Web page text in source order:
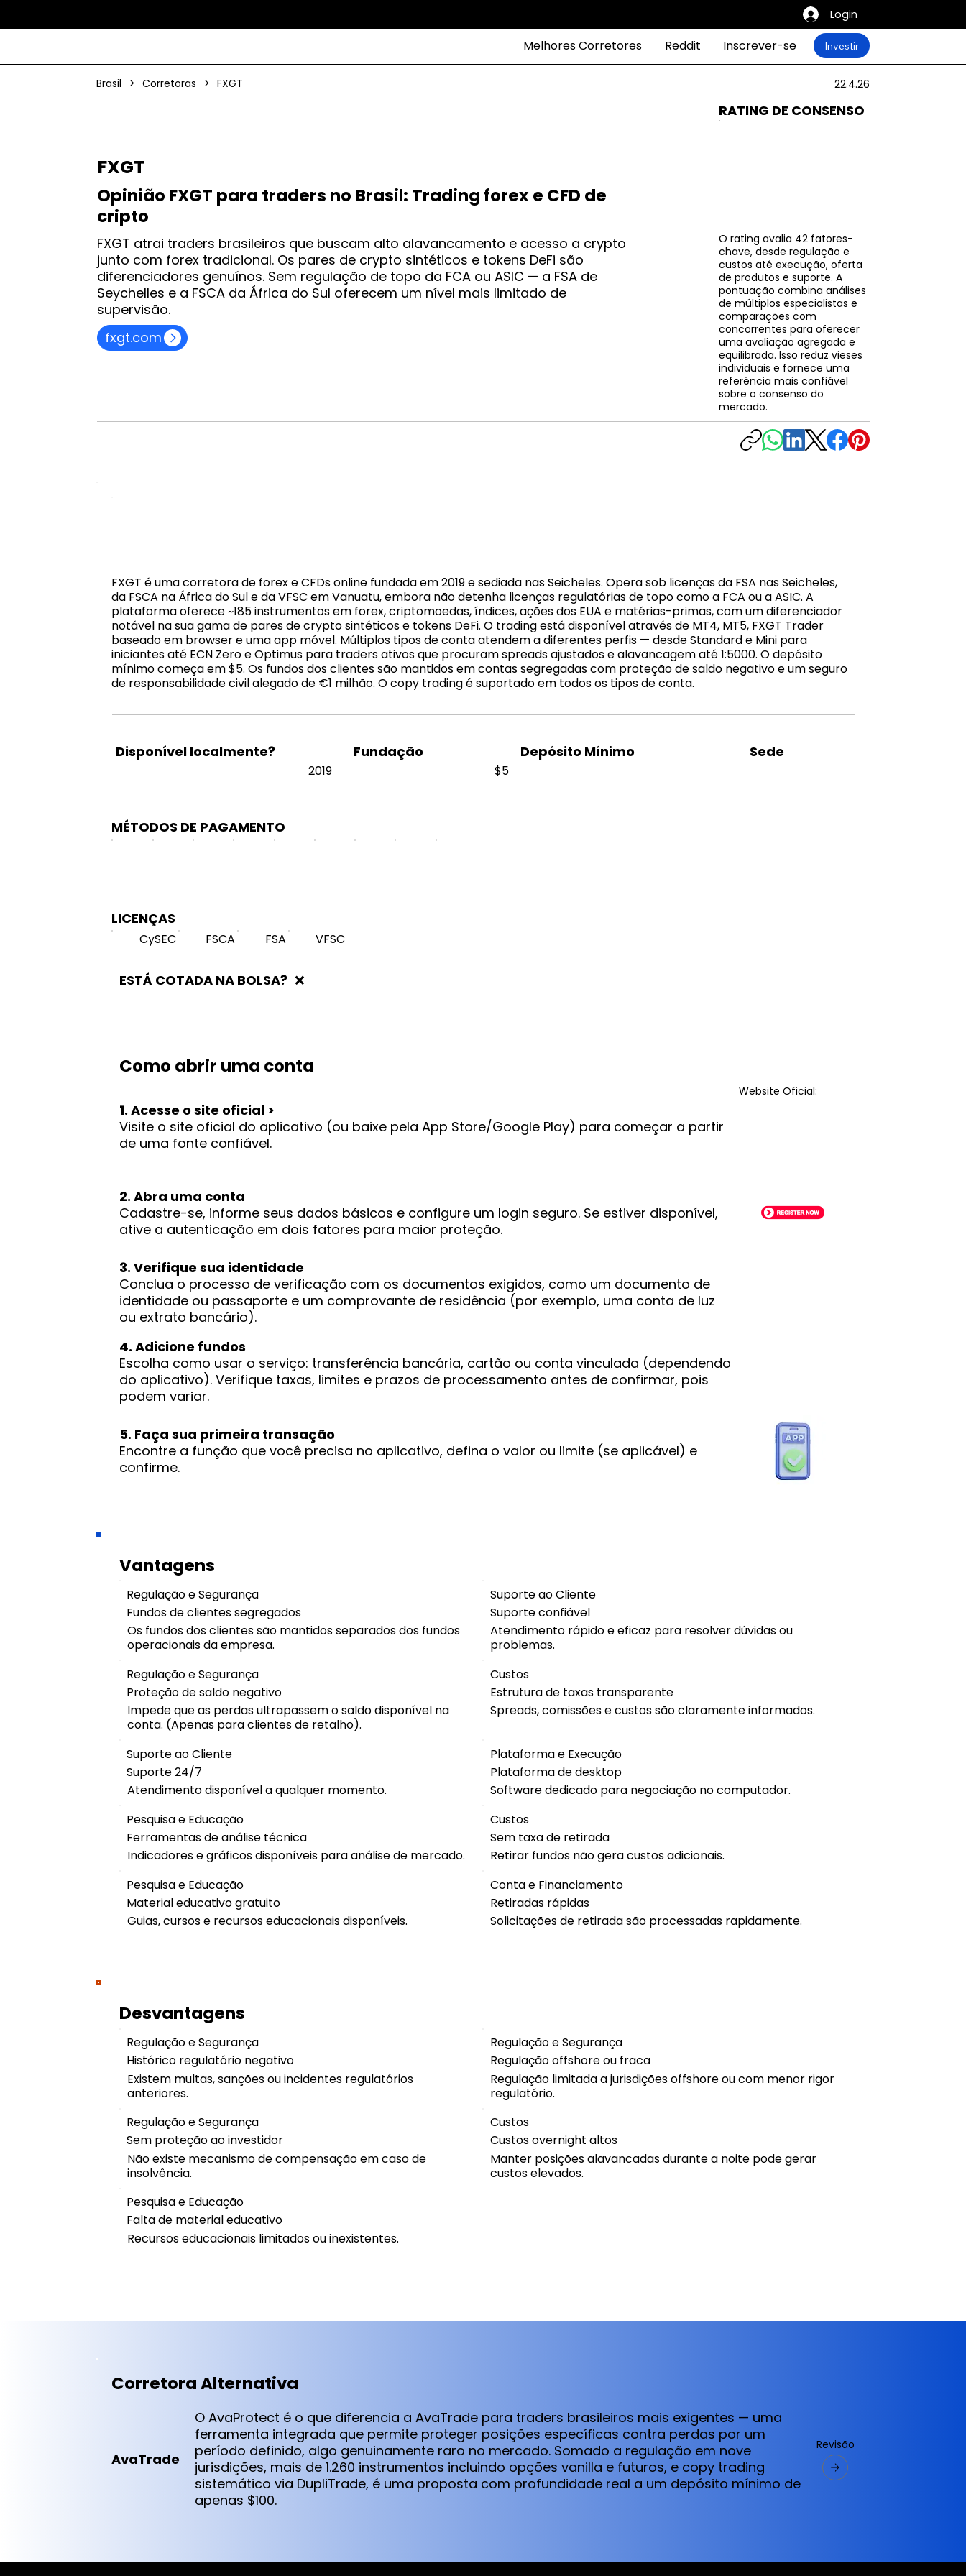
Login
Melhores Corretores Reddit Inscrever-se Investir
Brasil > Corretoras > FXGT 22.4.26
FXGT
Opinião FXGT para traders no Brasil: Trading forex e CFD de
cripto
FXGT atrai traders brasileiros que buscam alto alavancamento e acesso a crypto
junto com forex tradicional. Os pares de crypto sintéticos e tokens DeFi são
diferenciadores genuínos. Sem regulação de topo da FCA ou ASIC — a FSA de
Seychelles e a FSCA da África do Sul oferecem um nível mais limitado de
supervisão.
fxgt.com
RATING DE CONSENSO
O rating avalia 42 fatores-
chave, desde regulação e
custos até execução, oferta
de produtos e suporte. A
pontuação combina análises
de múltiplos especialistas e
comparações com
concorrentes para oferecer
uma avaliação agregada e
equilibrada. Isso reduz vieses
individuais e fornece uma
referência mais confiável
sobre o consenso do
mercado.
FXGT é uma corretora de forex e CFDs online fundada em 2019 e sediada nas Seicheles. Opera sob licenças da FSA nas Seicheles,
da FSCA na África do Sul e da VFSC em Vanuatu, embora não detenha licenças regulatórias de topo como a FCA ou a ASIC. A
plataforma oferece ~185 instrumentos em forex, criptomoedas, índices, ações dos EUA e matérias-primas, com um diferenciador
notável na sua gama de pares de crypto sintéticos e tokens DeFi. O trading está disponível através de MT4, MT5, FXGT Trader
baseado em browser e uma app móvel. Múltiplos tipos de conta atendem a diferentes perfis — desde Standard e Mini para
iniciantes até ECN Zero e Optimus para traders ativos que procuram spreads ajustados e alavancagem até 1:5000. O depósito
mínimo começa em $5. Os fundos dos clientes são mantidos em contas segregadas com proteção de saldo negativo e um seguro
de responsabilidade civil alegado de €1 milhão. O copy trading é suportado em todos os tipos de conta.
Disponível localmente? Fundação
2019
Depósito Mínimo
$5
Sede
MÉTODOS DE PAGAMENTO
LICENÇAS
CySEC FSCA FSA VFSC
ESTÁ COTADA NA BOLSA? ❌
Como abrir uma conta
1. Acesse o site oficial >
Visite o site oficial do aplicativo (ou baixe pela App Store/Google Play) para começar a partir
de uma fonte confiável.
2. Abra uma conta
Cadastre-se, informe seus dados básicos e configure um login seguro. Se estiver disponível,
ative a autenticação em dois fatores para maior proteção.
3. Verifique sua identidade
Conclua o processo de verificação com os documentos exigidos, como um documento de
identidade ou passaporte e um comprovante de residência (por exemplo, uma conta de luz
ou extrato bancário).
4. Adicione fundos
Escolha como usar o serviço: transferência bancária, cartão ou conta vinculada (dependendo
do aplicativo). Verifique taxas, limites e prazos de processamento antes de confirmar, pois
podem variar.
5. Faça sua primeira transação
Encontre a função que você precisa no aplicativo, defina o valor ou limite (se aplicável) e
confirme.
Website Oficial:
Vantagens
Regulação e Segurança
Fundos de clientes segregados
Os fundos dos clientes são mantidos separados dos fundos
operacionais da empresa.
Suporte ao Cliente
Suporte confiável
Atendimento rápido e eficaz para resolver dúvidas ou
problemas.
Regulação e Segurança
Proteção de saldo negativo
Impede que as perdas ultrapassem o saldo disponível na
conta. (Apenas para clientes de retalho).
Custos
Estrutura de taxas transparente
Spreads, comissões e custos são claramente informados.
Suporte ao Cliente
Suporte 24/7
Atendimento disponível a qualquer momento.
Plataforma e Execução
Plataforma de desktop
Software dedicado para negociação no computador.
Pesquisa e Educação
Ferramentas de análise técnica
Indicadores e gráficos disponíveis para análise de mercado.
Custos
Sem taxa de retirada
Retirar fundos não gera custos adicionais.
Pesquisa e Educação
Material educativo gratuito
Guias, cursos e recursos educacionais disponíveis.
Conta e Financiamento
Retiradas rápidas
Solicitações de retirada são processadas rapidamente.
Desvantagens
Regulação e Segurança
Histórico regulatório negativo
Existem multas, sanções ou incidentes regulatórios
anteriores.
Regulação e Segurança
Regulação offshore ou fraca
Regulação limitada a jurisdições offshore ou com menor rigor
regulatório.
Regulação e Segurança
Sem proteção ao investidor
Não existe mecanismo de compensação em caso de
insolvência.
Custos
Custos overnight altos
Manter posições alavancadas durante a noite pode gerar
custos elevados.
Pesquisa e Educação
Falta de material educativo
Recursos educacionais limitados ou inexistentes.
Corretora Alternativa
AvaTrade
O AvaProtect é o que diferencia a AvaTrade para traders brasileiros mais exigentes — uma
ferramenta integrada que permite proteger posições específicas contra perdas por um
período definido, algo genuinamente raro no mercado. Somado a regulação em nove
jurisdições, mais de 1.260 instrumentos incluindo opções vanilla e futuros, e copy trading
sistemático via DupliTrade, é uma proposta com profundidade real a um depósito mínimo de
apenas $100.
Revisão